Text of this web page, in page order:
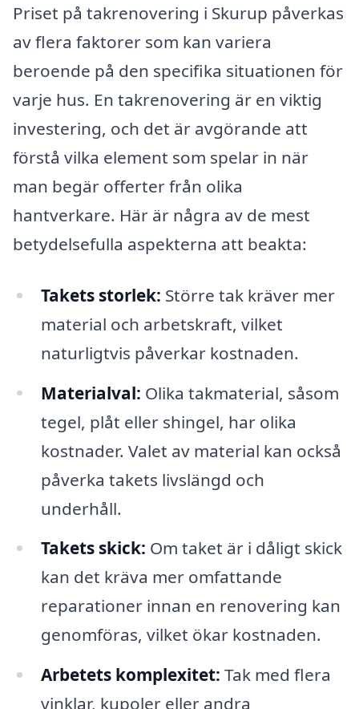
Priset på takrenovering i Skurup påverkas
av flera faktorer som kan variera
beroende på den specifika situationen för
varje hus. En takrenovering är en viktig
investering, och det är avgörande att
förstå vilka element som spelar in när
man begär offerter från olika
hantverkare. Här är några av de mest
betydelsefulla aspekterna att beakta:
Takets storlek: Större tak kräver mer
material och arbetskraft, vilket
naturligtvis påverkar kostnaden.
Materialval: Olika takmaterial, såsom
tegel, plåt eller shingel, har olika
kostnader. Valet av material kan också
påverka takets livslängd och
underhåll.
Takets skick: Om taket är i dåligt skick
kan det kräva mer omfattande
reparationer innan en renovering kan
genomföras, vilket ökar kostnaden.
Arbetets komplexitet: Tak med flera
vinklar, kupoler eller andra